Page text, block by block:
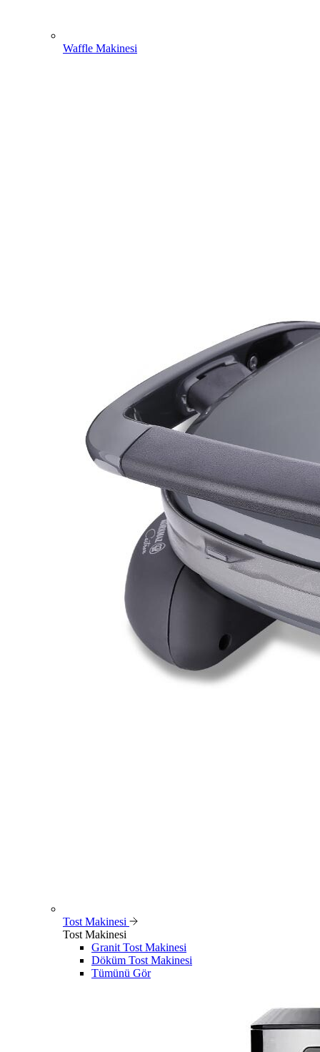
Waffle Makinesi
Tost Makinesi
Tost Makinesi
Granit Tost Makinesi
Döküm Tost Makinesi
Tümünü Gör